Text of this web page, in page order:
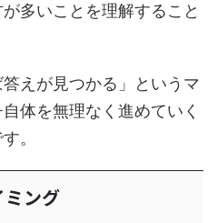
多いことを理解すること
えが見つかる」というマ
体を無理なく進めていく
。
ミング